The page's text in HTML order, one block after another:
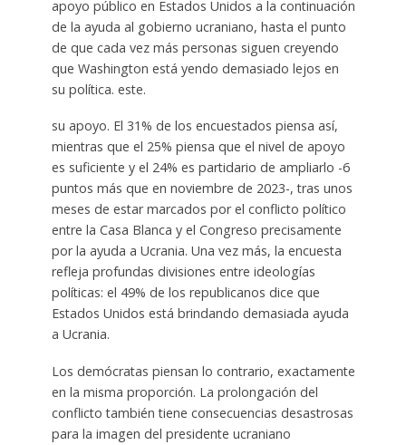
apoyo público en Estados Unidos a la continuación
de la ayuda al gobierno ucraniano, hasta el punto
de que cada vez más personas siguen creyendo
que Washington está yendo demasiado lejos en
su política. este.
su apoyo. El 31% de los encuestados piensa así,
mientras que el 25% piensa que el nivel de apoyo
es suficiente y el 24% es partidario de ampliarlo -6
puntos más que en noviembre de 2023-, tras unos
meses de estar marcados por el conflicto político
entre la Casa Blanca y el Congreso precisamente
por la ayuda a Ucrania. Una vez más, la encuesta
refleja profundas divisiones entre ideologías
políticas: el 49% de los republicanos dice que
Estados Unidos está brindando demasiada ayuda
a Ucrania.
Los demócratas piensan lo contrario, exactamente
en la misma proporción. La prolongación del
conflicto también tiene consecuencias desastrosas
para la imagen del presidente ucraniano